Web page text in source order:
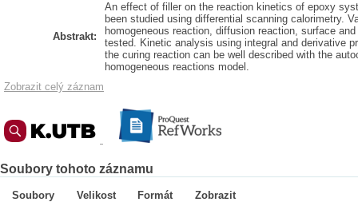
Abstrakt:
An effect of filler on the reaction kinetics of epoxy
been studied using differential scanning calorimetry.
homogeneous reaction, diffusion reaction, surface
tested. Kinetic analysis using integral and derivative
the curing reaction can be well described with the
homogeneous reactions model.
Zobrazit celý záznam
Soubory tohoto záznamu
Soubory Velikost Formát
Zobrazit